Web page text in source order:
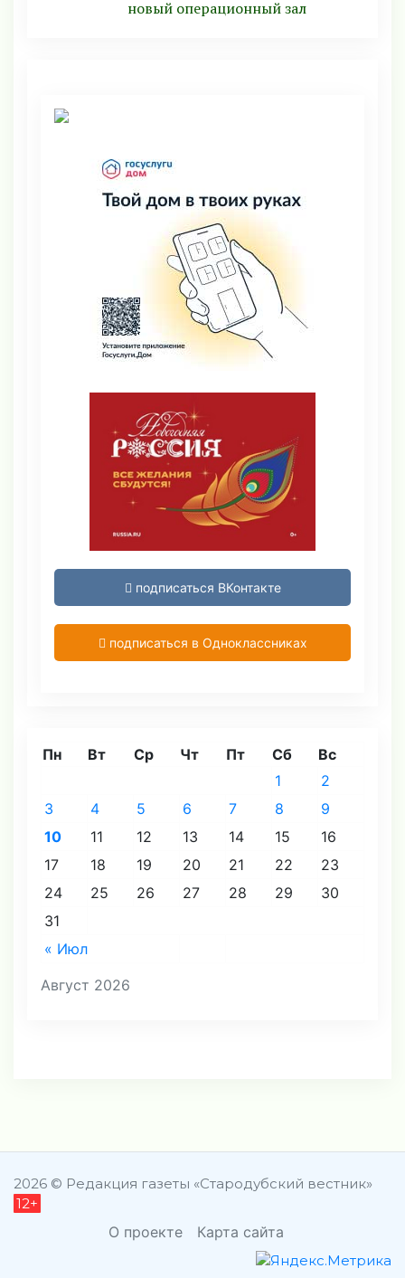
новый операционный зал
подписаться ВКонтакте
подписаться в Одноклассниках
Август 2026
Пн Вт Ср Чт Пт Сб Вс
« Июл
1
2
3
4 5 6 7 8
9
10
11 12 13 14 15
16
17
18 19 20 21 22
23
24
25 26 27 28 29
30
31
2026 © Редакция газеты «Стародубский вестник»
12+
О проекте Карта сайта